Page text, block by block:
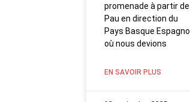
promenade à partir de
Pau en direction du
Pays Basque Espagnol
où nous devions
EN SAVOIR PLUS